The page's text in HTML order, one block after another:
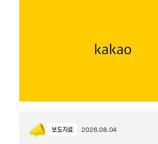
보도자료 2026.08.04